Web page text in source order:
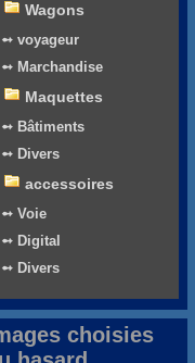
Wagons
➻ voyageur
➻ Marchandise
Maquettes
➻ Bâtiments
➻ Divers
accessoires
➻ Voie
➻ Digital
➻ Divers
choisies